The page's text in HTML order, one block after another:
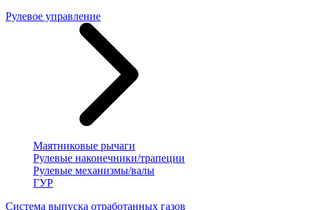
Рулевое управление
Маятниковые рычаги
Рулевые наконечники/трапеции
Рулевые механизмы/валы
ГУР
Система выпуска отработанных газов